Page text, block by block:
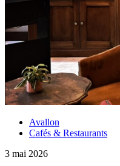
Avallon
Cafés & Restaurants
3 mai 2026